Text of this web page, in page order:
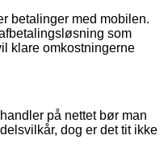
betalinger med mobilen.
som
klare omkostningerne
på nettet bør man
dog er det tit ikke